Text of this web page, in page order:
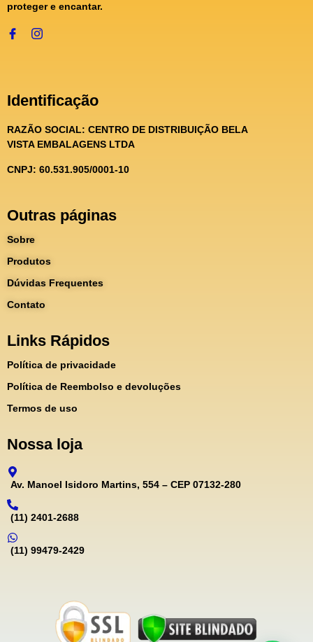
proteger e encantar.
Identificação
RAZÃO SOCIAL: CENTRO DE DISTRIBUIÇÃO BELA
VISTA EMBALAGENS LTDA
CNPJ: 60.531.905/0001-10
Outras páginas
Sobre
Produtos
Dúvidas Frequentes
Contato
Links Rápidos
Política de privacidade
Política de Reembolso e devoluções
Termos de uso
Nossa loja
Av. Manoel Isidoro Martins, 554 – CEP 07132-280
(11) 2401-2688
(11) 99479-2429